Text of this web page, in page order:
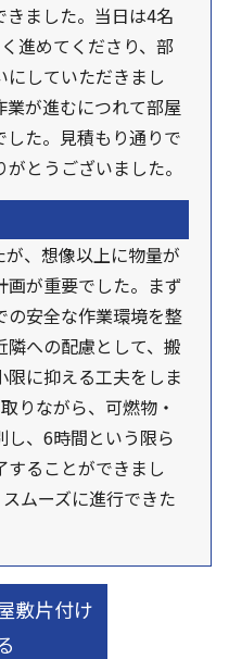
きました。当日は4名
進めてくださり、部
していただきまし
が進むにつれて部屋
た。見積もり通りで
とうございました。
、想像以上に物量が
画が重要でした。まず
の安全な作業環境を整
への配慮として、搬
に抑える工夫をしま
りながら、可燃物・
、6時間という限ら
ることができまし
ムーズに進行できた
敷片付け